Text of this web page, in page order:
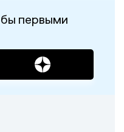
первыми